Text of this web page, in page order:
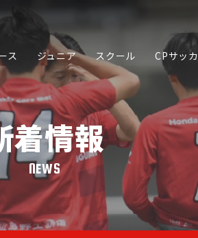
ス ジュニア スクール CPサッ
JUNIOR
ジュニア
SCHOOL
スクール
着情報
NEWS